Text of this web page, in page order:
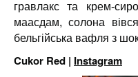
гравлакс та крем-
маасдам, солона
бельгійська вафля з
Cukor Red | Instagram